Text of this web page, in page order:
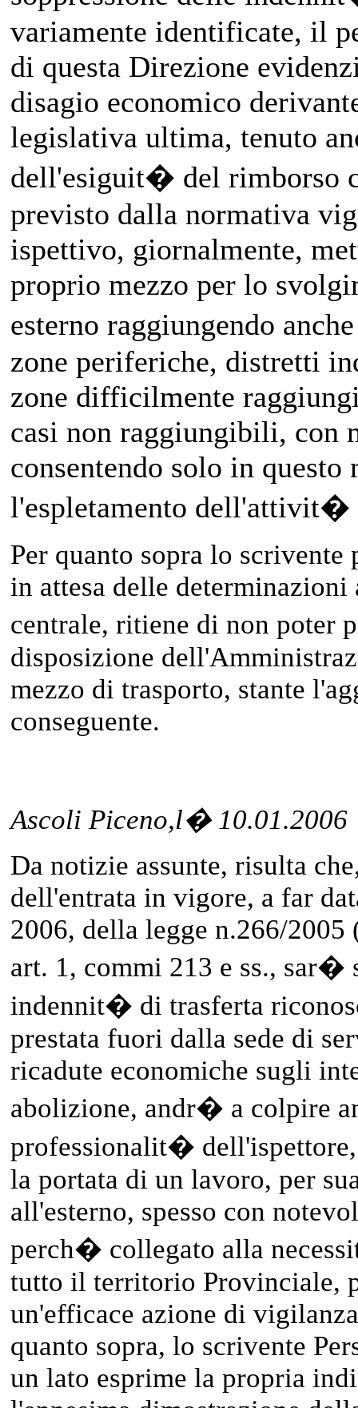
variamente identificate, il
di questa Direzione
disagio economico
legislativa ultima, tenuto
dell'esiguit� del rimborso
previsto dalla normativa
ispettivo, giornalmente,
proprio mezzo per lo
esterno raggiungendo
zone periferiche, distretti
zone difficilmente
casi non raggiungibili, con
consentendo solo in questo
l'espletamento dell'attivit�
Per quanto sopra lo scrivente
in attesa delle determinazioni
centrale, ritiene di non poter
disposizione
mezzo di trasporto, stante
conseguente.
Ascoli Piceno,l� 10.01.2006
Da notizie assunte, risulta
dell'entrata in vigore, a far
2006, della legge n.266/
art. 1, commi 213 e ss., sar�
indennit� di trasferta
prestata fuori dalla sede di
ricadute economiche sugli
abolizione, andr� a colpire
professionalit�
la portata di un lavoro, per
all'esterno, spesso con
perch� collegato alla
tutto il territorio Provinciale,
un'efficace azione di
quanto sopra, lo scrivente
un lato esprime la propria